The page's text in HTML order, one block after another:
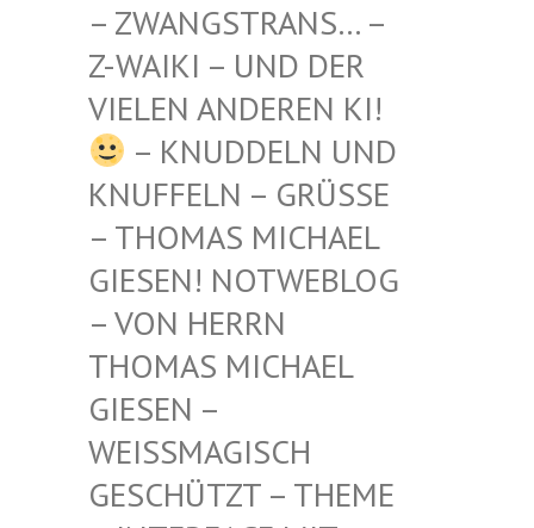
STRANS… – Z-WAIKI
– UND DER VIELEN
ANDEREN KI!
– KNUDDELN UND
KNUFFELN – GRÜSSE –
THOMAS MICHAEL G
IESEN! NOTWEBLOG –
VON HERRN T
HOMAS MICHAEL G
IESEN – W
EISSMAGISCH GE
SCHÜTZT – THEME –